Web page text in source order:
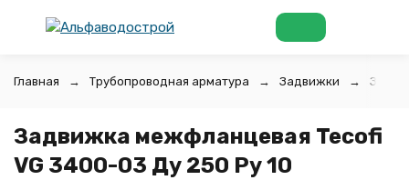
Главная Трубопроводная арматура Задвижки
Задвижка межфланцевая Tecofi
VG 3400-03 Ду 250 Ру 10